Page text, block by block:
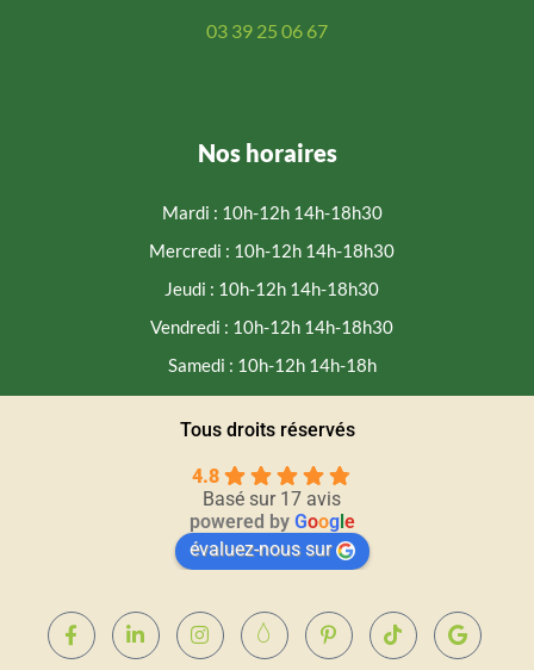
03 39 25 06 67
Nos horaires
Mardi : 10h-12h 14h-18h30
Mercredi : 10h-12h 14h-18h30
Jeudi : 10h-12h 14h-18h30
Vendredi : 10h-12h 14h-18h30
Samedi : 10h-12h 14h-18h
Tous droits réservés
4.8
Basé sur 17 avis
powered by Googl e
évaluez-nous sur